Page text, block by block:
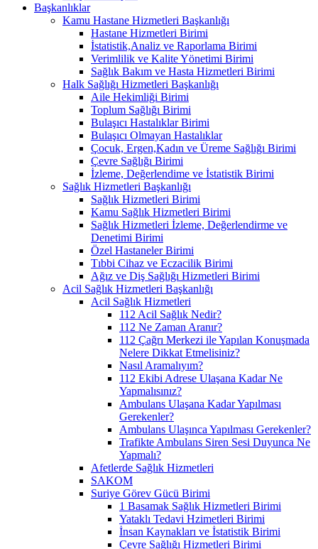
Başkanlıklar
Kamu Hastane Hizmetleri Başkanlığı
Hastane Hizmetleri Birimi
İstatistik,Analiz ve Raporlama Birimi
Verimlilik ve Kalite Yönetimi Birimi
Sağlık Bakım ve Hasta Hizmetleri Birimi
Halk Sağlığı Hizmetleri Başkanlığı
Aile Hekimliği Birimi
Toplum Sağlığı Birimi
Bulaşıcı Hastalıklar Birimi
Bulaşıcı Olmayan Hastalıklar
Çocuk, Ergen,Kadın ve Üreme Sağlığı Birimi
Çevre Sağlığı Birimi
İzleme, Değerlendime ve İstatistik Birimi
Sağlık Hizmetleri Başkanlığı
Sağlık Hizmetleri Birimi
Kamu Sağlık Hizmetleri Birimi
Sağlık Hizmetleri İzleme, Değerlendirme ve
Denetimi Birimi
Özel Hastaneler Birimi
Tıbbi Cihaz ve Eczacilik Birimi
Ağız ve Diş Sağlığı Hizmetleri Birimi
Acil Sağlık Hizmetleri Başkanlığı
Acil Sağlık Hizmetleri
112 Acil Sağlık Nedir?
112 Ne Zaman Aranır?
112 Çağrı Merkezi ile Yapılan Konuşmada
Nelere Dikkat Etmelisiniz?
Nasıl Aramalıyım?
112 Ekibi Adrese Ulaşana Kadar Ne
Yapmalısınız?
Ambulans Ulaşana Kadar Yapılması
Gerekenler?
Ambulans Ulaşınca Yapılması Gerekenler?
Trafikte Ambulans Siren Sesi Duyunca Ne
Yapmalı?
Afetlerde Sağlık Hizmetleri
SAKOM
Suriye Görev Gücü Birimi
1 Basamak Sağlık Hizmetleri Birimi
Yataklı Tedavi Hzimetleri Birimi
İnsan Kaynakları ve İstatistik Birimi
Çevre Sağlığı Hizmetleri Birimi